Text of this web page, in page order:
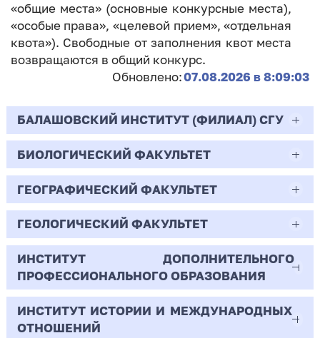
«общие места» (основные конкурсные места),
«особые права», «целевой прием», «отдельная
квота»). Свободные от заполнения квот места
возвращаются в общий конкурс.
Обновлено:07.08.2026 в 8:09:03
БАЛАШОВСКИЙ ИНСТИТУТ (ФИЛИАЛ) СГУ
44.03.02
Психолого-педагогическое образование
Очная | Бакалавр
Всего бюджетных мест - 10
Бюджет/
Общие места
Профиль: Практическая
психология образования
БИОЛОГИЧЕСКИЙ ФАКУЛЬТЕТ
06.03.01
Биология
Очная | Бакалавр
Всего бюджетных мест - 50
Бюджет/Общие места
ГЕОГРАФИЧЕСКИЙ ФАКУЛЬТЕТ
05.03.02
География
Очная | Бакалавр
Всего бюджетных мест - 15
ГЕОЛОГИЧЕСКИЙ ФАКУЛЬТЕТ
05.03.01
Геология
Очная | Бакалавр
ИНСТИТУТ ДОПОЛНИТЕЛЬНОГО
ПРОФЕССИОНАЛЬНОГО ОБРАЗОВАНИЯ
38.03.02
ИНСТИТУТ ИСТОРИИ И МЕЖДУНАРОДНЫХ
ОТНОШЕНИЙ